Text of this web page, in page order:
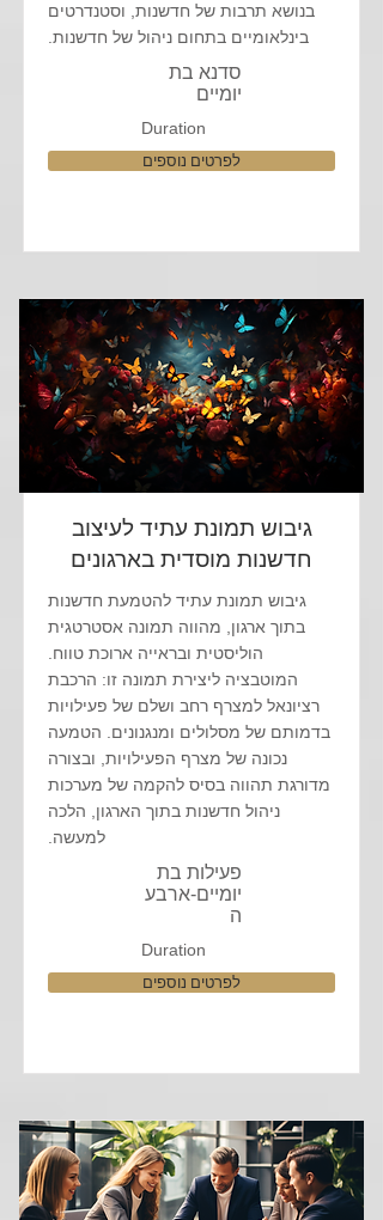
בנושא תרבות של חדשנות, וסטנדרטים
בינלאומיים בתחום ניהול של חדשנות.
סדנא בת
יומיים
Duration
לפרטים נוספים
גיבוש תמונת עתיד לעיצוב
חדשנות מוסדית בארגונים
גיבוש תמונת עתיד להטמעת חדשנות
בתוך ארגון, מהווה תמונה אסטרטגית
הוליסטית ובראייה ארוכת טווח.
המוטבציה ליצירת תמונה זו: הרכבת
רציונאל למצרף רחב ושלם של פעילויות
בדמותם של מסלולים ומנגנונים. הטמעה
נכונה של מצרף הפעילויות, ובצורה
מדורגת תהווה בסיס להקמה של מערכות
ניהול חדשנות בתוך הארגון, הלכה
למעשה.
פעילות בת
יומיים-ארבע
ה
Duration
לפרטים נוספים